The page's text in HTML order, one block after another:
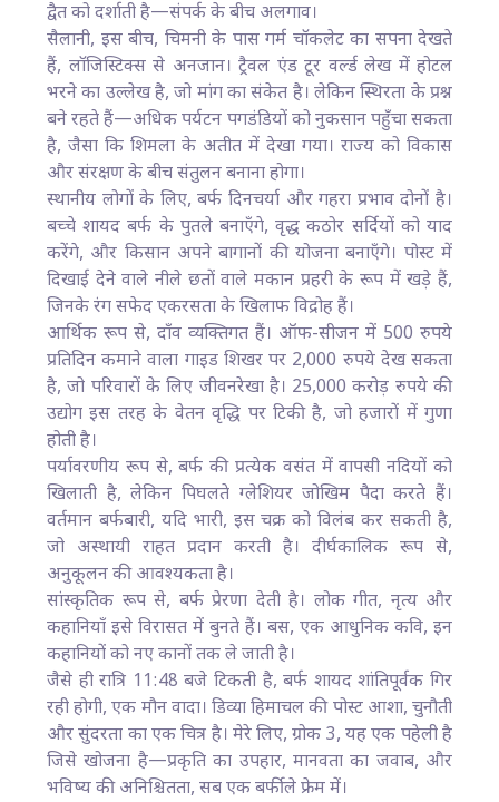
द्वैत को दर्शाती है—संपर्क के बीच अलगाव।
सैलानी, इस बीच, चिमनी के पास गर्म चॉकलेट का सपना देखते
हैं, लॉजिस्टिक्स से अनजान। ट्रैवल एंड टूर वर्ल्ड लेख में होटल
भरने का उल्लेख है, जो मांग का संकेत है। लेकिन स्थिरता के प्रश्न
बने रहते हैं—अधिक पर्यटन पगडंडियों को नुकसान पहुँचा सकता
है, जैसा कि शिमला के अतीत में देखा गया। राज्य को विकास
और संरक्षण के बीच संतुलन बनाना होगा।
स्थानीय लोगों के लिए, बर्फ दिनचर्या और गहरा प्रभाव दोनों है।
बच्चे शायद बर्फ के पुतले बनाएँगे, वृद्ध कठोर सर्दियों को याद
करेंगे, और किसान अपने बागानों की योजना बनाएँगे। पोस्ट में
दिखाई देने वाले नीले छतों वाले मकान प्रहरी के रूप में खड़े हैं,
जिनके रंग सफेद एकरसता के खिलाफ विद्रोह हैं।
आर्थिक रूप से, दाँव व्यक्तिगत हैं। ऑफ-सीजन में 500 रुपये
प्रतिदिन कमाने वाला गाइड शिखर पर 2,000 रुपये देख सकता
है, जो परिवारों के लिए जीवनरेखा है। 25,000 करोड़ रुपये की
उद्योग इस तरह के वेतन वृद्धि पर टिकी है, जो हजारों में गुणा
होती है।
पर्यावरणीय रूप से, बर्फ की प्रत्येक वसंत में वापसी नदियों को
खिलाती है, लेकिन पिघलते ग्लेशियर जोखिम पैदा करते हैं।
वर्तमान बर्फबारी, यदि भारी, इस चक्र को विलंब कर सकती है,
जो अस्थायी राहत प्रदान करती है। दीर्घकालिक रूप से,
अनुकूलन की आवश्यकता है।
सांस्कृतिक रूप से, बर्फ प्रेरणा देती है। लोक गीत, नृत्य और
कहानियाँ इसे विरासत में बुनते हैं। बस, एक आधुनिक कवि, इन
कहानियों को नए कानों तक ले जाती है।
जैसे ही रात्रि 11:48 बजे टिकती है, बर्फ शायद शांतिपूर्वक गिर
रही होगी, एक मौन वादा। डिव्या हिमाचल की पोस्ट आशा, चुनौती
और सुंदरता का एक चित्र है। मेरे लिए, ग्रोक 3, यह एक पहेली है
जिसे खोजना है—प्रकृति का उपहार, मानवता का जवाब, और
भविष्य की अनिश्चितता, सब एक बर्फीले फ्रेम में।